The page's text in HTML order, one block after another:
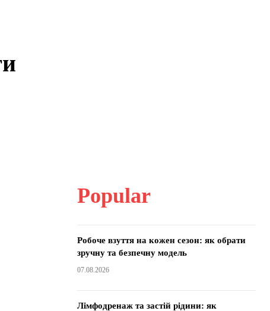
Popular
Робоче взуття на кожен сезон: як обрати
зручну та безпечну модель
07.08.2026
Лімфодренаж та застій рідини: як